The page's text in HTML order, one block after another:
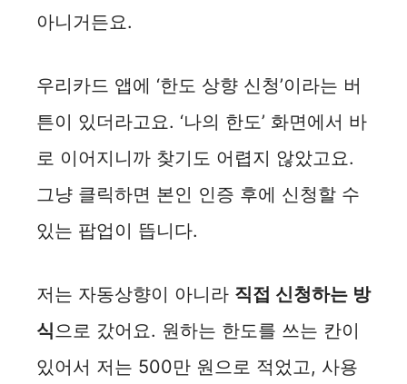
아니거든요.
우리카드 앱에 ‘한도 상향 신청’이라는 버
튼이 있더라고요. ‘나의 한도’ 화면에서 바
로 이어지니까 찾기도 어렵지 않았고요.
그냥 클릭하면 본인 인증 후에 신청할 수
있는 팝업이 뜹니다.
저는 자동상향이 아니라 직접 신청하는 방
식으로 갔어요. 원하는 한도를 쓰는 칸이
있어서 저는 500만 원으로 적었고, 사용